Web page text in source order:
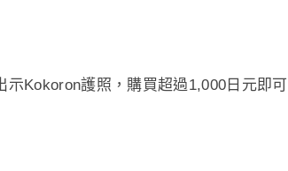
Kokoron護照，購買超過1,000日元即可